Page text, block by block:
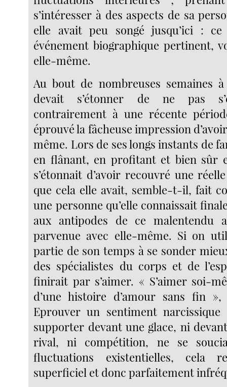
s’intéresser à des aspects de sa
elle avait peu songé jusqu’ici :
événement biographique pertinent,
elle-même.
Au bout de nombreuses semaines
devait s’étonner de ne pas
contrairement à une récente
éprouvé la fâcheuse impression
même. Lors de ses longs instants de
en flânant, en profitant et bien sûr
s’étonnait d’avoir recouvré une
que cela elle avait, semble-t-il, fait
une personne qu’elle connaissait
aux antipodes de ce malentendu
parvenue avec elle-même. Si on
partie de son temps à se sonder
des spécialistes du corps et de
finirait par s’aimer. « S’aimer soi-
d’une histoire d’amour sans fin
Eprouver un sentiment
supporter devant une glace, ni
rival, ni compétition, ne se
fluctuations existentielles, cela
superficiel et donc parfaitement